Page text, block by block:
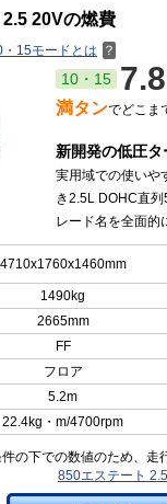
20Vの燃費
15モードとは ？
10・15 7.8
満タンでどこま
新開発の低圧
実用域での使いや
き2.5L DOHC直
レード名を全面的
4710x1760x1460mm
1490kg
2665mm
FF
フロア
5.2m
22.4kg・m/4700rpm
の下での数値のため、走
850エステート